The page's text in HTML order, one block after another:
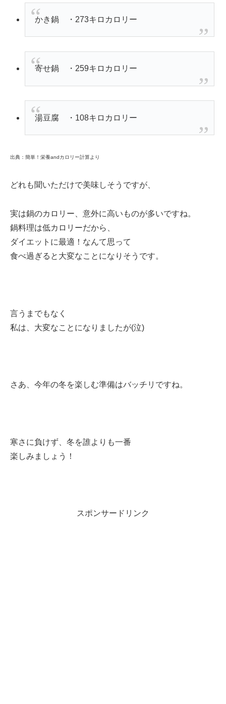
かき鍋 ・273キロカロリー
寄せ鍋 ・259キロカロリー
湯豆腐 ・108キロカロリー
出典：簡単！栄養andカロリー計算より
どれも聞いただけで美味しそうですが、
実は鍋のカロリー、意外に高いものが多いですね。
鍋料理は低カロリーだから、
ダイエットに最適！なんて思って
食べ過ぎると大変なことになりそうです。
言うまでもなく
私は、大変なことになりましたが(泣)
さあ、今年の冬を楽しむ準備はバッチリですね。
寒さに負けず、冬を誰よりも一番
楽しみましょう！
スポンサードリンク